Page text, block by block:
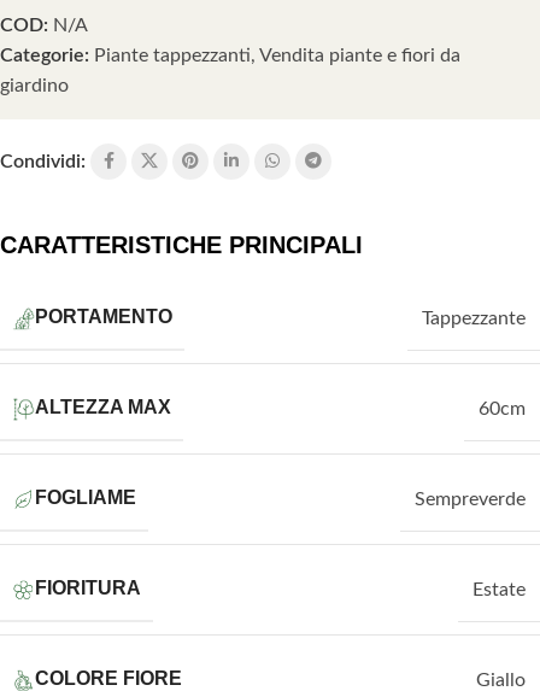
COD: N/A
Categorie: Piante tappezzanti, Vendita piante e fiori da
giardino
Condividi:
CARATTERISTICHE PRINCIPALI
PORTAMENTO Tappezzante
ALTEZZA MAX 60cm
FOGLIAME Sempreverde
FIORITURA Estate
COLORE FIORE Giallo